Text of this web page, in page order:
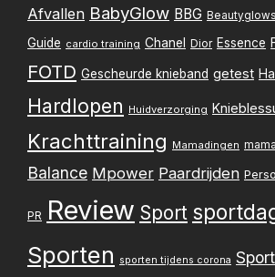
Afvallen BabyGlow BBG
Guide cardio training Chanel Dior Essence
FOTD Gescheurde knieband getest
Hardlopen Huidverzorging
Krachttraining Mamadingen
Balance Mpower Paardrijden
PR Review Sport
Sporten sporten tijdens corona